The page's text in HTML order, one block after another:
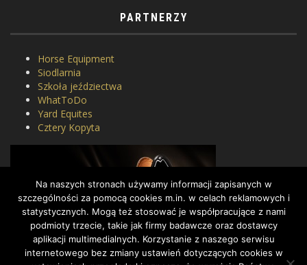
PARTNERZY
Horse Equipment
Siodlarnia
Szkoła jeździectwa
WhatToDo
Yard Equites
Cztery Kopyta
Na naszych stronach używamy informacji zapisanych w
szczególności za pomocą cookies m.in. w celach reklamowych i
statystycznych. Mogą też stosować je współpracujące z nami
podmioty trzecie, takie jak firmy badawcze oraz dostawcy
aplikacji multimedialnych. Korzystanie z naszego serwisu
internetowego bez zmiany ustawień dotyczących cookies w